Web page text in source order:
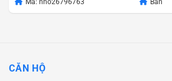
Mã: nho26796763 Bán
CĂN HỘ